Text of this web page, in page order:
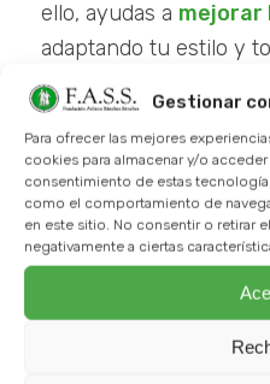
Gestionar
Para ofrecer las mejores
cookies para almacenar y/o
consentimiento de estas
como el comportamiento de
en este sitio. No consentir o retirar
negativamente a ciertas
ello, ayudas a mejorar
adaptando tu estilo y
para mejorar la
Al utilizar estas
interacción con
asegurar una
con personas mayores
mejorando su calidad